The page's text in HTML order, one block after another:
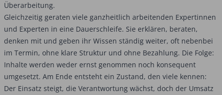
Überarbeitung.
Gleichzeitig geraten viele ganzheitlich arbeitenden Expertinnen
und Experten in eine Dauerschleife. Sie erklären, beraten,
denken mit und geben ihr Wissen ständig weiter, oft nebenbei
im Termin, ohne klare Struktur und ohne Bezahlung. Die Folge:
Inhalte werden weder ernst genommen noch konsequent
umgesetzt. Am Ende entsteht ein Zustand, den viele kennen:
Der Einsatz steigt, die Verantwortung wächst, doch der Umsatz